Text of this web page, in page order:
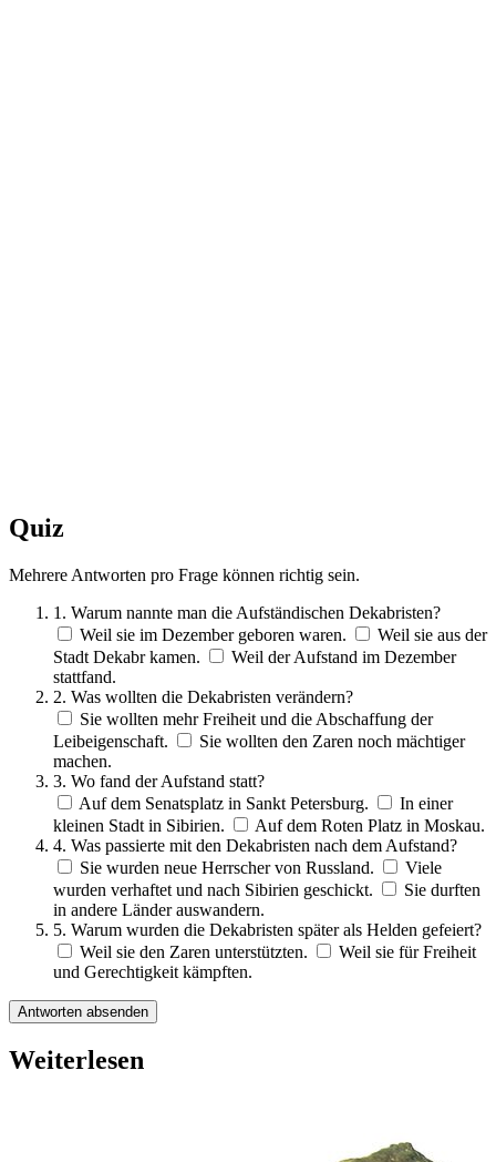
Quiz
Mehrere Antworten pro Frage können richtig sein.
1. Warum nannte man die Aufständischen Dekabristen?
Weil sie im Dezember geboren waren.
Weil sie aus der
Stadt Dekabr kamen.
Weil der Aufstand im Dezember
stattfand.
2. Was wollten die Dekabristen verändern?
Sie wollten mehr Freiheit und die Abschaffung der
Leibeigenschaft.
Sie wollten den Zaren noch mächtiger
machen.
3. Wo fand der Aufstand statt?
Auf dem Senatsplatz in Sankt Petersburg.
In einer
kleinen Stadt in Sibirien.
Auf dem Roten Platz in Moskau.
4. Was passierte mit den Dekabristen nach dem Aufstand?
Sie wurden neue Herrscher von Russland.
Viele
wurden verhaftet und nach Sibirien geschickt.
Sie durften
in andere Länder auswandern.
5. Warum wurden die Dekabristen später als Helden gefeiert?
Weil sie den Zaren unterstützten.
Weil sie für Freiheit
und Gerechtigkeit kämpften.
Antworten absenden
Weiterlesen